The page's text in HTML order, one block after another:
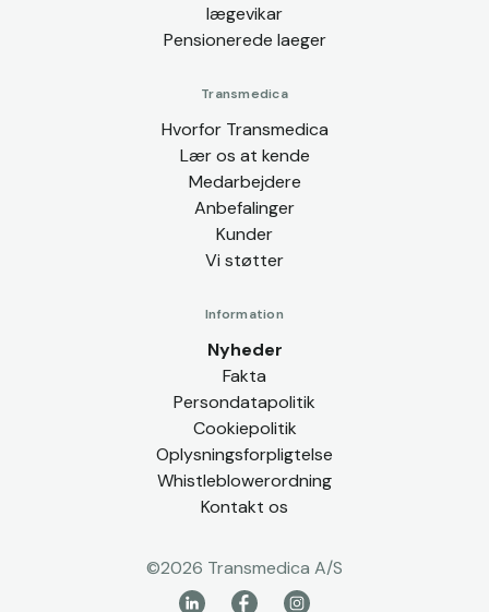
lægevikar
Pensionerede laeger
Transmedica
Hvorfor Transmedica
Lær os at kende
Medarbejdere
Anbefalinger
Kunder
Vi støtter
Information
Nyheder
Fakta
Persondatapolitik
Cookiepolitik
Oplysningsforpligtelse
Whistleblowerordning
Kontakt os
©2026 Transmedica A/S